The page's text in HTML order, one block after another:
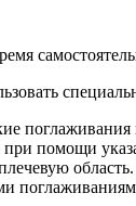
помощи